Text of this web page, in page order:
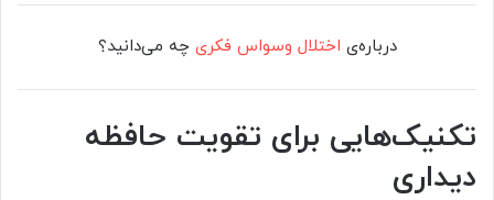
درباره‌ی اختلال وسواس فکری چه می‌دانید؟
تکنیک‌هایی برای تقویت حافظه
دیداری